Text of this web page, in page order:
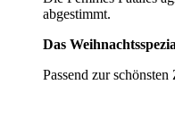
abgestimmt.
Das
Passend zur